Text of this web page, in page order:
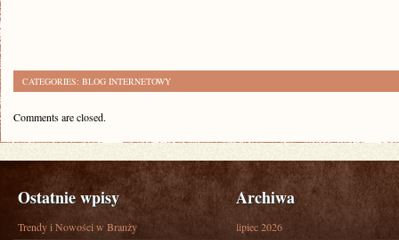
CATEGORIES: BLOG INTERNETOWY
Comments are closed.
Ostatnie wpisy
Trendy i Nowości w Branży
Archiwa
lipiec 2026